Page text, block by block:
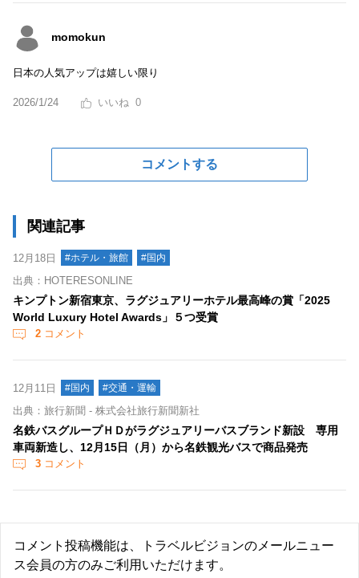
momokun
日本の人気アップは嬉しい限り
2026/1/24 0
コメントする
関連記事
12月18日 #ホテル・旅館 #国内
出典：HOTERESONLINE
キンプトン新宿東京、ラグジュアリーホテル最高峰の賞「2025
World Luxury Hotel Awards」５つ受賞
2 コメント
12月11日 #国内 #交通・運輸
出典：旅行新聞 - 株式会社旅行新聞新社
名鉄バスグループＨＤがラグジュアリーバスブランド新設 専用
車両新造し、12月15日（月）から名鉄観光バスで商品発売
3 コメント
コメント投稿機能は、トラベルビジョンのメールニュー
ス会員の方のみご利用いただけます。